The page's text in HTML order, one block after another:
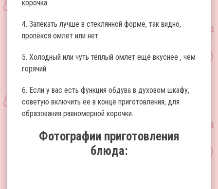
корочка.
4. Запекать лучше в стеклянной форме, так видно,
пропёкся омлет или нет.
5. Холодный или чуть тёплый омлет ещё вкуснее , чем
горячий .
6. Если у вас есть функция обдува в духовом шкафу,
советую включить ее в конце приготовления, для
образования равномерной корочки.
Фотографии приготовления
блюда: